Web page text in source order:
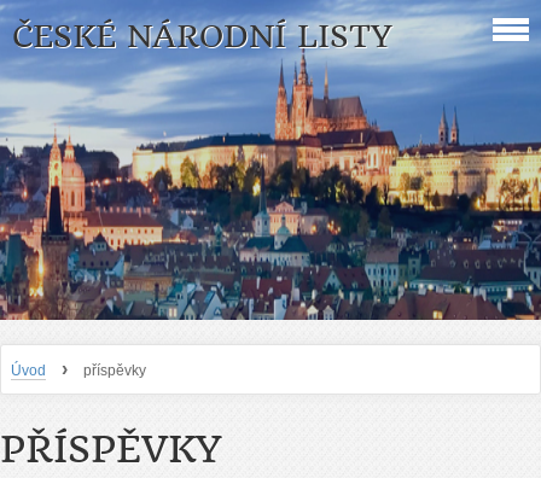
ČESKÉ NÁRODNÍ LISTY
Úvod › příspěvky
PŘÍSPĚVKY